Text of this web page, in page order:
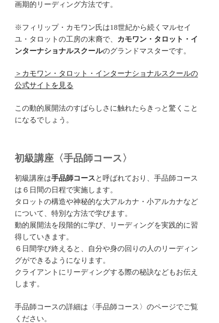
画期的リーディング方法です。
※フィリップ・カモワン氏は18世紀から続くマルセイ
ユ・タロットの工房の末裔で、
カモワン・タロット・イ
ンターナショナルスクールのグランドマスターです。
＞カモワン・タロット・インターナショナルスクールの
公式サイトを見る
この動的展開法のすばらしさに触れたらきっと驚くこと
になるでしょう。
初級講座〈手品師コース〉
初級講座は手品師コースと呼ばれており、手品師コース
は６日間の日程で実施します。
タロットの構造や神秘的な大アルカナ・小アルカナなど
について、特別な方法で学びます。
動的展開法を段階的に学び、リーディングを実践的に習
得していきます。
６日間学び終えると、自分や身の回りの人のリーディン
グができるようになります。
クライアントにリーディングする際の秘訣などもお伝え
します。
手品師コースの詳細は〈手品師コース〉のページでご覧
ください。